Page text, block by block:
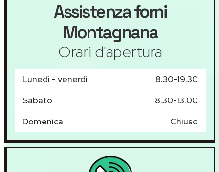
Assistenzaforni
Montagnana
Orari d'apertura
Lunedì - venerdì
8.30-19.30
Sabato
8.30-13.00
Domenica
Chiuso